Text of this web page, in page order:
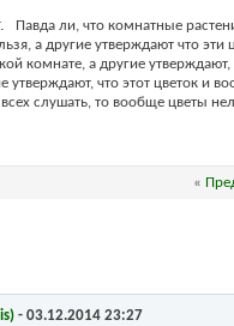
Павда ли, что комнатные
а другие утверждают что
комнате, а другие
утверждают, что этот цветок и
всех слушать, то вообще цветы
«
- 03.12.2014 23:27